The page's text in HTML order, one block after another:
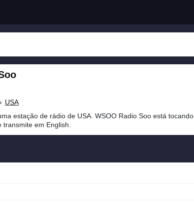
› USA
estação de rádio de USA. WSOO Radio Soo está tocando
em English.